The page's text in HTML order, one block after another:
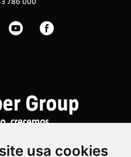
usa cookies
786 000